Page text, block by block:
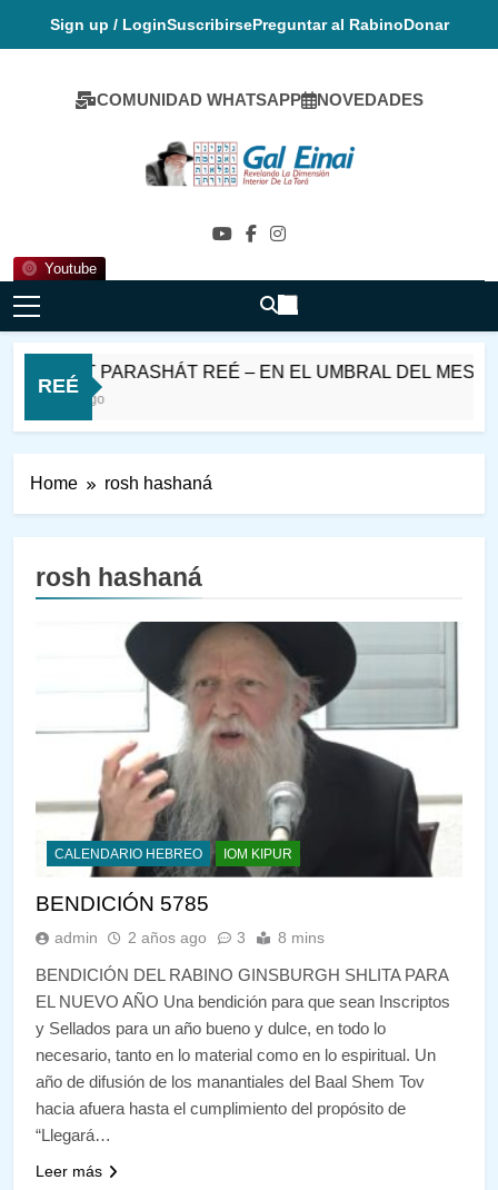
Sign up / LoginSuscribirsePreguntar al RabinoDonar
COMUNIDAD WHATSAPP NOVEDADES
Youtube
Gal Einai En
REÉ
PARASHÁT REÉ – EN EL UMBRAL DEL MES DE
Home rosh hashaná
rosh hashaná
CALENDARIO HEBREO IOM KIPUR
BENDICIÓN 5785
admin 2 años ago 3 8 mins
BENDICIÓN DEL RABINO GINSBURGH SHLITA PARA
EL NUEVO AÑO Una bendición para que sean Inscriptos
y Sellados para un año bueno y dulce, en todo lo
necesario, tanto en lo material como en lo espiritual. Un
año de difusión de los manantiales del Baal Shem Tov
hacia afuera hasta el cumplimiento del propósito de
“Llegará…
Leer más